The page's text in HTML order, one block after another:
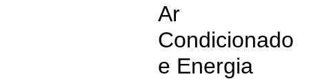
Ar
Condicionado
e Energia